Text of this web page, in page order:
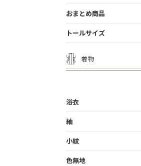
おまとめ商品
トールサイズ
着物
浴衣
紬
小紋
色無地